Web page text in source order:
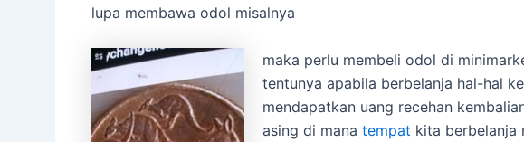
lupa membawa odol misalnya
maka perlu membeli odol di
tentunya apabila berbelanja hal-hal
mendapatkan uang recehan
asing di mana tempat kita berbelanja